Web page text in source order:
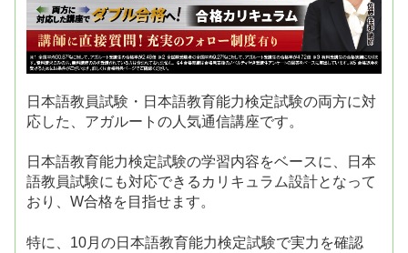
日本語教員試験・日本語教育能力検定試験の両方に対
応した、アガルートの人気通信講座です。
日本語教育能力検定試験の学習内容をベースに、日本
語教員試験にも対応できるカリキュラム設計となって
おり、W合格を目指せます。
特に、10月の日本語教育能力検定試験で実力を確認